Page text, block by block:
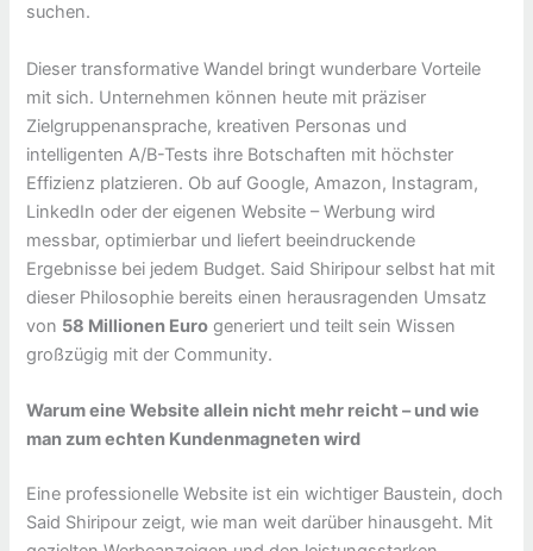
suchen.
Dieser transformative Wandel bringt wunderbare Vorteile
mit sich. Unternehmen können heute mit präziser
Zielgruppenansprache, kreativen Personas und
intelligenten A/B-Tests ihre Botschaften mit höchster
Effizienz platzieren. Ob auf Google, Amazon, Instagram,
LinkedIn oder der eigenen Website – Werbung wird
messbar, optimierbar und liefert beeindruckende
Ergebnisse bei jedem Budget. Said Shiripour selbst hat mit
dieser Philosophie bereits einen herausragenden Umsatz
von 58 Millionen Euro generiert und teilt sein Wissen
großzügig mit der Community.
Warum eine Website allein nicht mehr reicht – und wie
man zum echten Kundenmagneten wird
Eine professionelle Website ist ein wichtiger Baustein, doch
Said Shiripour zeigt, wie man weit darüber hinausgeht. Mit